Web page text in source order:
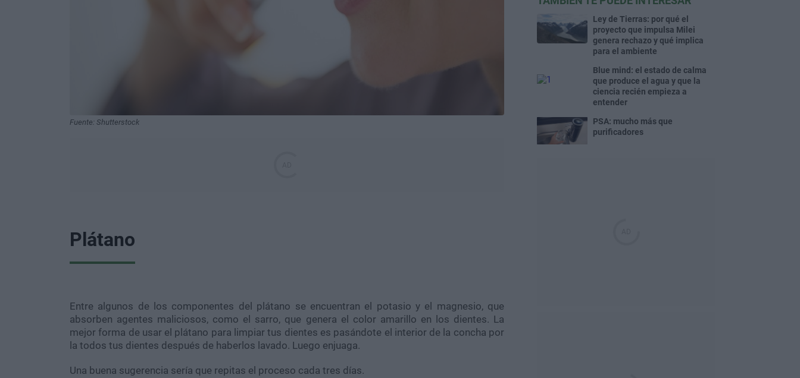
Fuente: Shutterstock
Plátano
Entre algunos de los componentes del plátano se encuentran el potasio y el magnesio, que
absorben agentes maliciosos, como el sarro, que genera el color amarillo en los dientes. La
mejor forma de usar el plátano para limpiar tus dientes es pasándote el interior de la concha por
la todos tus dientes después de haberlos lavado. Luego enjuaga.
Una buena sugerencia sería que repitas el proceso cada tres días.
Ley de Tierras: por qué el
proyecto que impulsa Milei
genera rechazo y qué implica
para el ambiente
Blue mind: el estado de calma
que produce el agua y que la
ciencia recién empieza a
entender
PSA: mucho más que
purificadores